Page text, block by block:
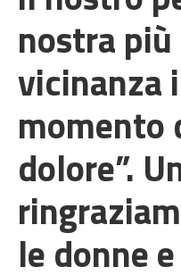
nostra
vicinanza
momento
dolore”.
le donne